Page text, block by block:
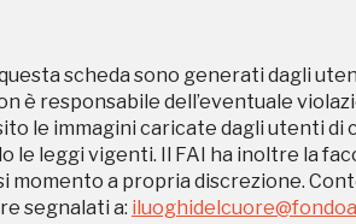
scheda sono generati dagli
è responsabile dell’eventuale
le immagini caricate dagli utenti di
le leggi vigenti. Il FAI ha inoltre la
momento a propria discrezione.
segnalati a: